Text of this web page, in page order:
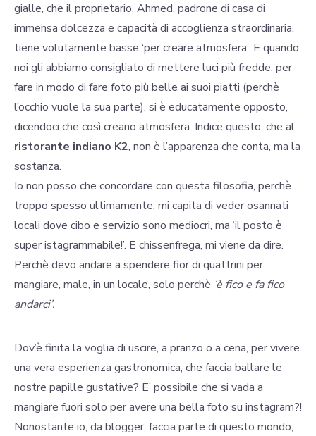
gialle, che il proprietario, Ahmed, padrone di casa di
immensa dolcezza e capacità di accoglienza straordinaria,
tiene volutamente basse ‘per creare atmosfera’. E quando
noi gli abbiamo consigliato di mettere luci più fredde, per
fare in modo di fare foto più belle ai suoi piatti (perchè
l’occhio vuole la sua parte), si è educatamente opposto,
dicendoci che così creano atmosfera. Indice questo, che al
ristorante indiano K2, non è l’apparenza che conta, ma la
sostanza.
Io non posso che concordare con questa filosofia, perchè
troppo spesso ultimamente, mi capita di veder osannati
locali dove cibo e servizio sono mediocri, ma ‘il posto è
super istagrammabile!’. E chissenfrega, mi viene da dire.
Perchè devo andare a spendere fior di quattrini per
mangiare, male, in un locale, solo perchè ‘è fico e fa fico
andarci’.
Dov’è finita la voglia di uscire, a pranzo o a cena, per vivere
una vera esperienza gastronomica, che faccia ballare le
nostre papille gustative? E’ possibile che si vada a
mangiare fuori solo per avere una bella foto su instagram?!
Nonostante io, da blogger, faccia parte di questo mondo,